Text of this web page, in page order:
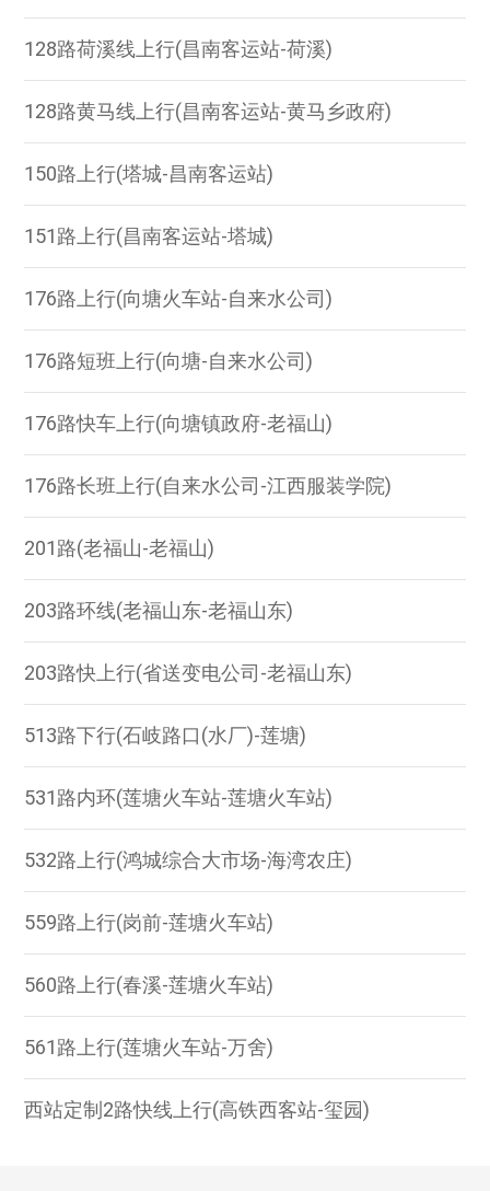
128路荷溪线上行(昌南客运站-荷溪)
128路黄马线上行(昌南客运站-黄马乡政府)
150路上行(塔城-昌南客运站)
151路上行(昌南客运站-塔城)
176路上行(向塘火车站-自来水公司)
176路短班上行(向塘-自来水公司)
176路快车上行(向塘镇政府-老福山)
176路长班上行(自来水公司-江西服装学院)
201路(老福山-老福山)
203路环线(老福山东-老福山东)
203路快上行(省送变电公司-老福山东)
513路下行(石岐路口(水厂)-莲塘)
531路内环(莲塘火车站-莲塘火车站)
532路上行(鸿城综合大市场-海湾农庄)
559路上行(岗前-莲塘火车站)
560路上行(春溪-莲塘火车站)
561路上行(莲塘火车站-万舍)
西站定制2路快线上行(高铁西客站-玺园)